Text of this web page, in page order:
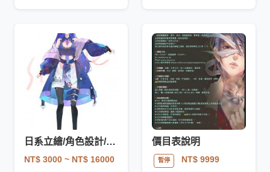
日系立繪/角色設計/V皮一條龍 [奶雞]
NT$ 3000 ~ NT$ 16000
價目表說明
暫停 NT$ 9999